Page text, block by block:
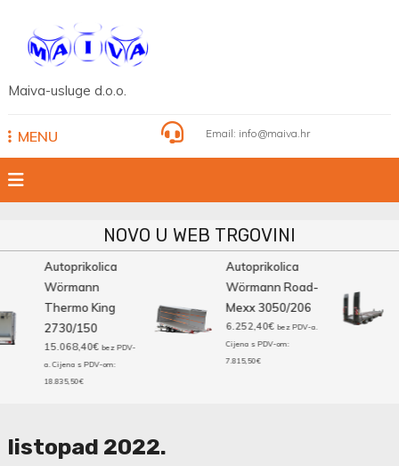
content
Maiva-usluge d.o.o.
MENU Email: info@maiva.hr
NOVO U WEB TRGOVINI
Autoprikolica
Wörmann
Thermo King
2730/150
15.068,40€ bez PDV-
a. Cijena s PDV-om:
18.835,50€
Autoprikolica
Wörmann Road-
Mexx 3050/206
6.252,40€ bez PDV-a.
Cijena s PDV-om:
7.815,50€
listopad 2022.